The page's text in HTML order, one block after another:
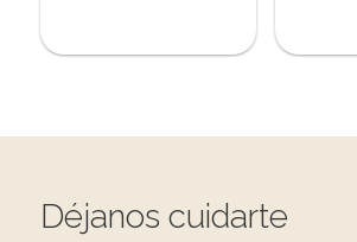
Déjanos cuidarte